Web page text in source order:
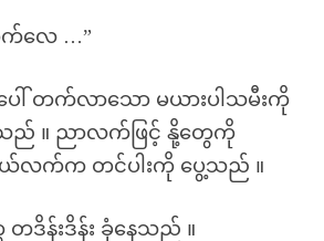
က်လေ …”
ါ် တက်လာသော မယားပါသမီးကို
ည် ။ ညာလက်ဖြင့် နို့တွေကို
လက်က တင်ပါးကို ပွေ့သည် ။
ဒိန်းဒိန်း ခုံနေသည် ။